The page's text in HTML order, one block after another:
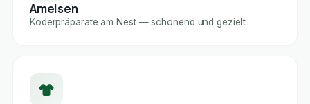
Ameisen
Köderpräparate am Nest — schonend und gezielt.